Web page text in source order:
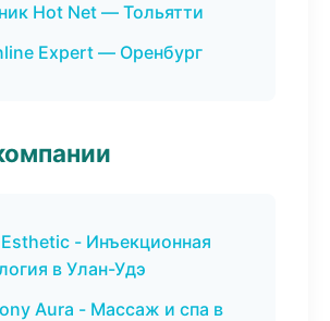
Hot Net — Тольятти
Expert — Оренбург
- Инъекционная
в Улан-Удэ
Aura - Массаж и спа в